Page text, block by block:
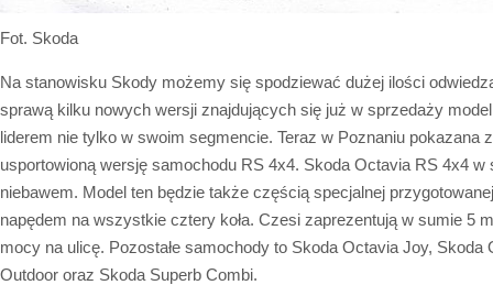
Fot. Skoda
Na stanowisku Skody możemy się spodziewać dużej ilości
sprawą kilku nowych wersji znajdujących się już w sprzedaży
liderem nie tylko w swoim segmencie. Teraz w Poznaniu pokazana
usportowioną wersję samochodu RS 4x4. Skoda Octavia RS 4x4 w
niebawem. Model ten będzie także częścią specjalnej
napędem na wszystkie cztery koła. Czesi zaprezentują w sumie 5
mocy na ulicę. Pozostałe samochody to Skoda Octavia Joy, Skoda
Outdoor oraz Skoda Superb Combi.